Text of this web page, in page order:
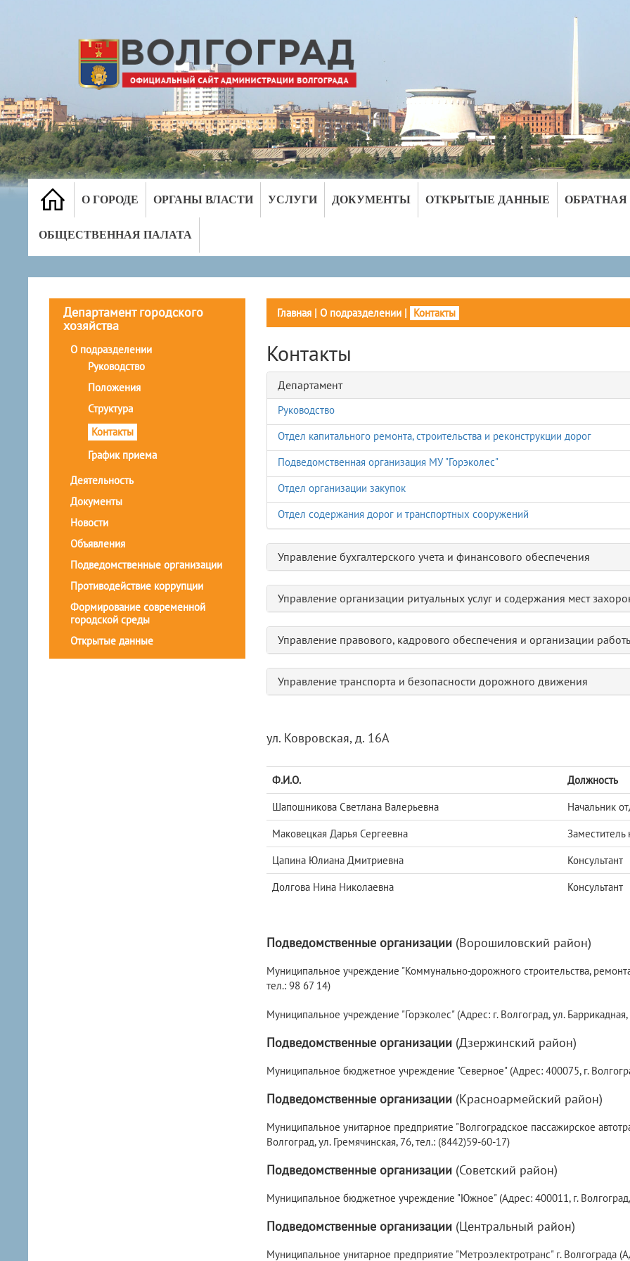
О ГОРОДЕ ОРГАНЫ ВЛАСТИ УСЛУГИ ДОКУМЕНТЫ ОТКРЫТЫЕ ДАННЫЕ ОБРАТНАЯ
ОБЩЕСТВЕННАЯ ПАЛАТА
Департамент городского
хозяйства
О подразделении
Руководство
Положения
Структура
Контакты
График приема
Деятельность
Документы
Новости
Объявления
Подведомственные организации
Противодействие коррупции
Формирование современной
городской среды
Открытые данные
Главная| О подразделении| Контакты
Контакты
Департамент
Руководство
Отдел капитального ремонта, строительства и реконструкции дорог
Подведомственная организация МУ "Горэколес"
Отдел организации закупок
Отдел содержания дорог и транспортных сооружений
Управление бухгалтерского учета и финансового обеспечения
Управление организации ритуальных услуг и содержания мест
Управление правового, кадрового обеспечения и организации
Управление транспорта и безопасности дорожного движения
ул. Ковровская, д. 16А
Ф.И.О. Должность
Шапошникова Светлана Валерьевна
Начальник
Маковецкая Дарья Сергеевна
Заместитель
Цапина Юлиана Дмитриевна
Консультант
Долгова Нина Николаевна
Консультант
Подведомственные организации(Ворошиловский район)
Муниципальное учреждение "Коммунально-дорожного строительства,
тел.: 98 67 14)
Муниципальное учреждение "Горэколес" (Адрес: г. Волгоград, ул.
Подведомственные организации(Дзержинский район)
Муниципальное бюджетное учреждение "Северное" (Адрес: 400075, г.
Подведомственные организации(Красноармейский район)
Муниципальное унитарное предприятие "Волгоградское пассажирское
Волгоград, ул. Гремячинская, 76, тел.: (8442)59-60-17)
Подведомственные организации(Советский район)
Муниципальное бюджетное учреждение "Южное" (Адрес: 400011, г. Волгоград,
Подведомственные организации(Центральный район)
Муниципальное унитарное предприятие "Метроэлектротранс" г. Волгограда